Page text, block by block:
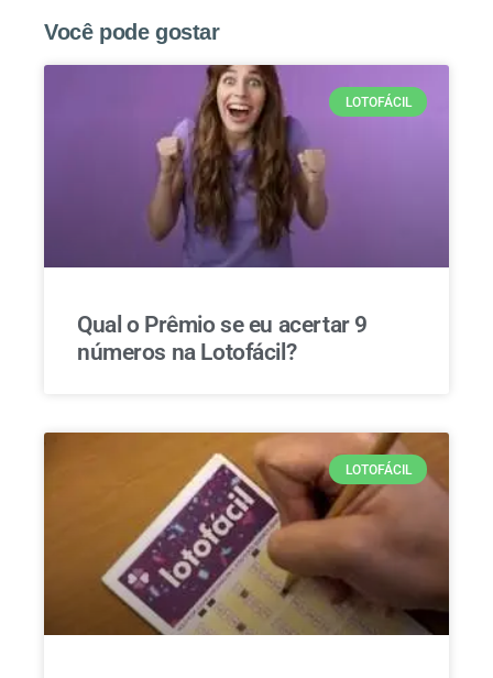
Você pode gostar
LOTOFÁCIL
Qual o Prêmio se eu acertar 9
números na Lotofácil?
LOTOFÁCIL